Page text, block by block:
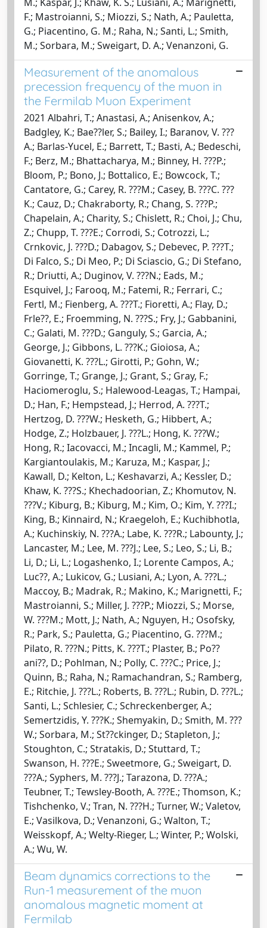
F.; Mastroianni, S.; Miozzi, S.; Nath, A.; Pauletta,
G.; Piacentino, G. M.; Raha, N.; Santi, L.; Smith,
M.; Sorbara, M.; Sweigart, D. A.; Venanzoni, G.
Measurement of the anomalous
precession frequency of the muon in
the Fermilab Muon Experiment
2021 Albahri, T.; Anastasi, A.; Anisenkov, A.;
Badgley, K.; Bae??ler, S.; Bailey, I.; Baranov, V. ???
A.; Barlas-Yucel, E.; Barrett, T.; Basti, A.; Bedeschi,
F.; Berz, M.; Bhattacharya, M.; Binney, H. ???P.;
Bloom, P.; Bono, J.; Bottalico, E.; Bowcock, T.;
Cantatore, G.; Carey, R. ???M.; Casey, B. ???C. ???
K.; Cauz, D.; Chakraborty, R.; Chang, S. ???P.;
Chapelain, A.; Charity, S.; Chislett, R.; Choi, J.; Chu,
Z.; Chupp, T. ???E.; Corrodi, S.; Cotrozzi, L.;
Crnkovic, J. ???D.; Dabagov, S.; Debevec, P. ???T.;
Di Falco, S.; Di Meo, P.; Di Sciascio, G.; Di Stefano,
R.; Driutti, A.; Duginov, V. ???N.; Eads, M.;
Esquivel, J.; Farooq, M.; Fatemi, R.; Ferrari, C.;
Fertl, M.; Fienberg, A. ???T.; Fioretti, A.; Flay, D.;
Frle??, E.; Froemming, N. ???S.; Fry, J.; Gabbanini,
C.; Galati, M. ???D.; Ganguly, S.; Garcia, A.;
George, J.; Gibbons, L. ???K.; Gioiosa, A.;
Giovanetti, K. ???L.; Girotti, P.; Gohn, W.;
Gorringe, T.; Grange, J.; Grant, S.; Gray, F.;
Haciomeroglu, S.; Halewood-Leagas, T.; Hampai,
D.; Han, F.; Hempstead, J.; Herrod, A. ???T.;
Hertzog, D. ???W.; Hesketh, G.; Hibbert, A.;
Hodge, Z.; Holzbauer, J. ???L.; Hong, K. ???W.;
Hong, R.; Iacovacci, M.; Incagli, M.; Kammel, P.;
Kargiantoulakis, M.; Karuza, M.; Kaspar, J.;
Kawall, D.; Kelton, L.; Keshavarzi, A.; Kessler, D.;
Khaw, K. ???S.; Khechadoorian, Z.; Khomutov, N.
???V.; Kiburg, B.; Kiburg, M.; Kim, O.; Kim, Y. ???I.;
King, B.; Kinnaird, N.; Kraegeloh, E.; Kuchibhotla,
A.; Kuchinskiy, N. ???A.; Labe, K. ???R.; Labounty, J.;
Lancaster, M.; Lee, M. ???J.; Lee, S.; Leo, S.; Li, B.;
Li, D.; Li, L.; Logashenko, I.; Lorente Campos, A.;
Luc??, A.; Lukicov, G.; Lusiani, A.; Lyon, A. ???L.;
Maccoy, B.; Madrak, R.; Makino, K.; Marignetti, F.;
Mastroianni, S.; Miller, J. ???P.; Miozzi, S.; Morse,
W. ???M.; Mott, J.; Nath, A.; Nguyen, H.; Osofsky,
R.; Park, S.; Pauletta, G.; Piacentino, G. ???M.;
Pilato, R. ???N.; Pitts, K. ???T.; Plaster, B.; Po??
ani??, D.; Pohlman, N.; Polly, C. ???C.; Price, J.;
Quinn, B.; Raha, N.; Ramachandran, S.; Ramberg,
E.; Ritchie, J. ???L.; Roberts, B. ???L.; Rubin, D. ???L.;
Santi, L.; Schlesier, C.; Schreckenberger, A.;
Semertzidis, Y. ???K.; Shemyakin, D.; Smith, M. ???
W.; Sorbara, M.; St??ckinger, D.; Stapleton, J.;
Stoughton, C.; Stratakis, D.; Stuttard, T.;
Swanson, H. ???E.; Sweetmore, G.; Sweigart, D.
???A.; Syphers, M. ???J.; Tarazona, D. ???A.;
Teubner, T.; Tewsley-Booth, A. ???E.; Thomson, K.;
Tishchenko, V.; Tran, N. ???H.; Turner, W.; Valetov,
E.; Vasilkova, D.; Venanzoni, G.; Walton, T.;
Weisskopf, A.; Welty-Rieger, L.; Winter, P.; Wolski,
A.; Wu, W.
Beam dynamics corrections to the
Run-1 measurement of the muon
anomalous magnetic moment at
Fermilab